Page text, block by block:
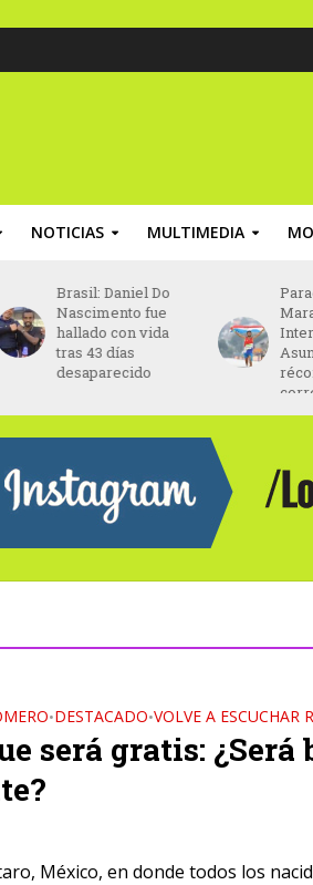
NOTICIAS MULTIMEDIA
Brasil: Daniel Do
Nascimento fue
hallado con vida
tras 43 días
desaparecido
•DESTACADO•VOLVE A ESCUCHAR
será gratis: ¿Será
México, en donde todos los